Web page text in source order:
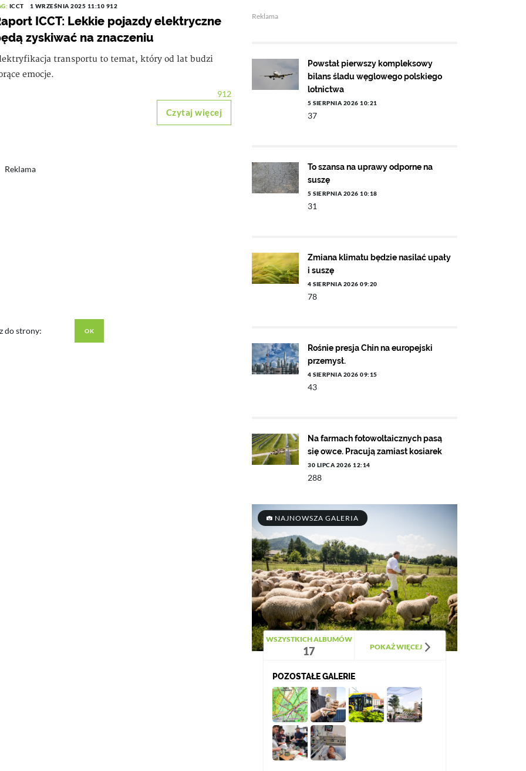
ICCT 1 WRZEŚNIA 2025 11:10 912
ICCT: Lekkie pojazdy elektryczne
zyskiwać na znaczeniu
transportu to temat, który od lat budzi
emocje.
912
Czytaj więcej
Reklama
do strony:
Reklama
Powstał pierwszy kompleksowy
bilans śladu węglowego polskiego
lotnictwa
5 SIERPNIA 2026 10:21
37
To szansa na uprawy odporne na
suszę
5 SIERPNIA 2026 10:18
31
Zmiana klimatu będzie nasilać upały
i suszę
4 SIERPNIA 2026 09:20
78
Rośnie presja Chin na europejski
przemysł.
4 SIERPNIA 2026 09:15
43
Na farmach fotowoltaicznych pasą
się owce. Pracują zamiast kosiarek
30 LIPCA 2026 12:14
288
NAJNOWSZA GALERIA
WSZYSTKICH ALBUMÓW
17 POKAŻ WIĘCEJ
POZOSTAŁE GALERIE